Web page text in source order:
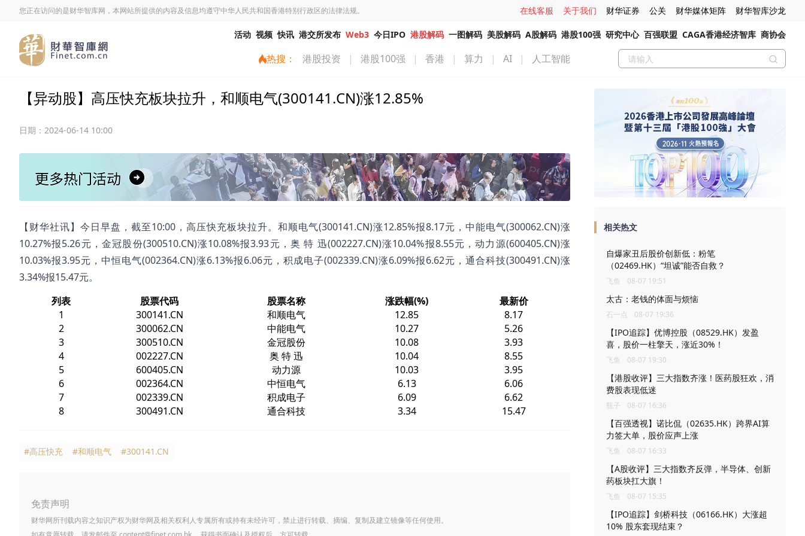
您正在访问的是财华智库网，本网站所提供的内容及信息均遵守中华人民共和国香港特别行政区的法律法规。 在线客服 关于我们 财华证券 公关 财华媒体矩阵 财华智库沙龙
活动 视频 快讯 港交所发布 Web3 今日IPO 港股解码 一图解码 美股解码 A股解码 港股100强 研究中心 百强联盟 CAGA香港经济智库 商协会
热搜： 港股投资 | 港股100强 | 香港 | 算力 | AI | 人工智能
【异动股】高压快充板块拉升，和顺电气(300141.CN)涨12.85%
日期： 2024-06-14 10:00
【财华社讯】今日早盘，截至10:00，高压快充板块拉升。和顺电气(300141.CN)涨12.85%报8.17元，中能电气(300062.CN)涨
10.27%报5.26元，金冠股份(300510.CN)涨10.08%报3.93元，奥 特 迅(002227.CN)涨10.04%报8.55元，动力源(600405.CN)涨
10.03%报3.95元，中恒电气(002364.CN)涨6.13%报6.06元，积成电子(002339.CN)涨6.09%报6.62元，通合科技(300491.CN)涨
3.34%报15.47元。
列表
股票代码 股票名称 涨跌幅(%)
最新价
1
300141.CN 和顺电气 12.85
8.17
2
300062.CN 中能电气 10.27
5.26
3
300510.CN 金冠股份 10.08
3.93
4
002227.CN 奥 特 迅 10.04
8.55
5
600405.CN 动力源 10.03
3.95
6
002364.CN 中恒电气 6.13
6.06
7
002339.CN 积成电子 6.09
6.62
8
300491.CN 通合科技 3.34 15.47
#高压快充 #和顺电气 #300141.CN
免责声明
财华网所刊载内容之知识产权为财华网及相关权利人专属所有或持有未经许可，禁止进行转载、摘编、复制及建立镜像等任何使用。
相关热文
自爆家丑后股价创新低：粉笔
（02469.HK）“坦诚”能否自救？
飞鱼 08-07 19:51
太古：老钱的体面与烦恼
石一点 08-07 19:36
【IPO追踪】优博控股（08529.HK）发盈
喜，股价一柱擎天，涨近30%！
飞鱼 08-07 19:30
【港股收评】三大指数齐涨！医药股狂欢，消
费股表现低迷
瓶子 08-07 16:36
【百强透视】诺比侃（02635.HK）跨界AI算
力签大单，股价应声上涨
飞鱼 08-07 16:33
【A股收评】三大指数齐反弹，半导体、创新
药板块扛大旗！
飞鱼 08-07 15:35
【IPO追踪】剑桥科技（06166.HK）大涨超
10% 股东套现结束？